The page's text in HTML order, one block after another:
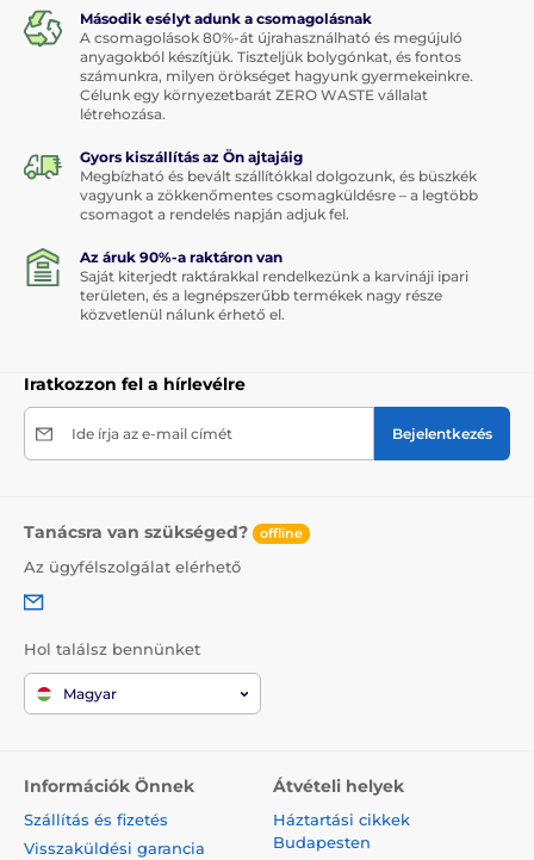
Második esélyt adunk a csomagolásnak
A csomagolások 80%-át újrahasználható és megújuló
anyagokból készítjük. Tiszteljük bolygónkat, és fontos
számunkra, milyen örökséget hagyunk gyermekeinkre.
Célunk egy környezetbarát ZERO WASTE vállalat
létrehozása.
Gyors kiszállítás az Ön ajtajáig
Megbízható és bevált szállítókkal dolgozunk, és büszkék
vagyunk a zökkenőmentes csomagküldésre – a legtöbb
csomagot a rendelés napján adjuk fel.
Az áruk 90%-a raktáron van
Saját kiterjedt raktárakkal rendelkezünk a karvináji ipari
területen, és a legnépszerűbb termékek nagy része
közvetlenül nálunk érhető el.
Iratkozzon fel a hírlevélre
Ide írja az e-mail címét Bejelentkezés
Tanácsra van szükséged? offline
Az ügyfélszolgálat elérhető
Hol találsz bennünket
Magyar
Információk Önnek
Szállítás és fizetés
Visszaküldési garancia
Átvételi helyek
Háztartási cikkek
Budapesten